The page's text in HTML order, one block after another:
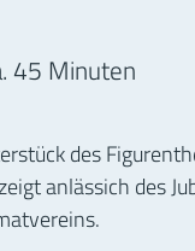
45 Minuten
des
anlässich des